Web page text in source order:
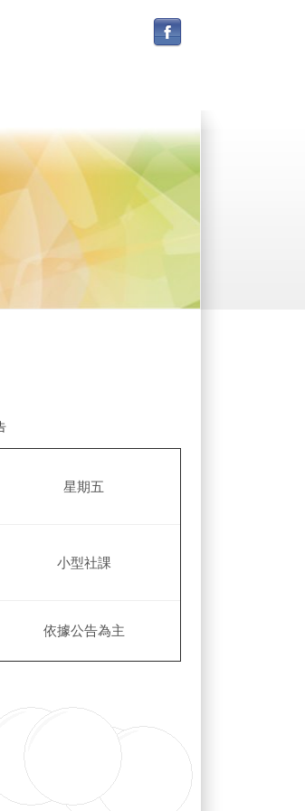
星期五
小型社課
依據公告為主